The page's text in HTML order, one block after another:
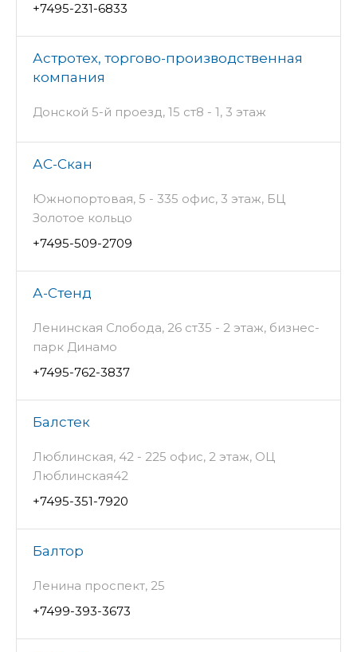
+7495-231-6833
Астротех, торгово-производственная
компания
Донской 5-й проезд, 15 ст8 - 1, 3 этаж
АС-Скан
Южнопортовая, 5 - 335 офис, 3 этаж, БЦ
Золотое кольцо
+7495-509-2709
А-Стенд
Ленинская Слобода, 26 ст35 - 2 этаж, бизнес-
парк Динамо
+7495-762-3837
Балстек
Люблинская, 42 - 225 офис, 2 этаж, ОЦ
Люблинская42
+7495-351-7920
Балтор
Ленина проспект, 25
+7499-393-3673